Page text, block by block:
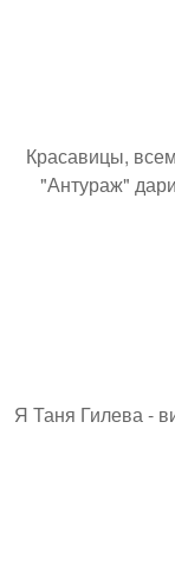
Красавицы,
"Антураж"
Я Таня Гилева -